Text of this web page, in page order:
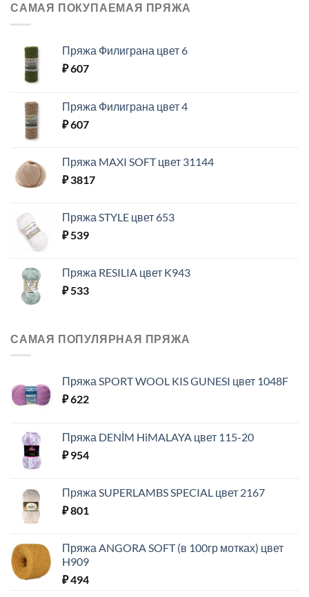
САМАЯ ПОКУПАЕМАЯ ПРЯЖА
Пряжа Филиграна цвет 6
₽607
Пряжа Филиграна цвет 4
₽607
Пряжа MAXI SOFT цвет 31144
₽3817
Пряжа STYLE цвет 653
₽539
Пряжа RESILIA цвет K943
₽533
САМАЯ ПОПУЛЯРНАЯ ПРЯЖА
Пряжа SPORT WOOL KIS GUNESI цвет 1048F
₽622
Пряжа DENİM HiMALAYA цвет 115-20
₽954
Пряжа SUPERLAMBS SPECIAL цвет 2167
₽801
Пряжа ANGORA SOFT (в 100гр мотках) цвет
H909
₽494